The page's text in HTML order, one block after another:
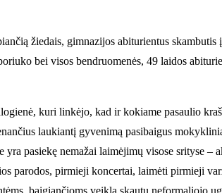
žiedais, gimnazijos abiturientus skambutis
bei visos bendruomenės, 49 laidos
kuri linkėjo, kad ir kokiame pasaulio
laukiantį gyvenimą pasibaigus
pasiekę nemažai laimėjimų visose srityse
parodos, pirmieji koncertai, laimėti pirmieji
baigiančioms veiklą skautų neformaliojo